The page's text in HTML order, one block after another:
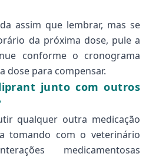
assim que lembrar, mas se
da próxima dose, pule a
conforme o cronograma
dose para compensar.
junto com outros
qualquer outra medicação
tomando com o veterinário
medicamentosas